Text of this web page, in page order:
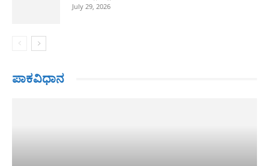
July 29, 2026
ಪಾಕವಿಧಾನ